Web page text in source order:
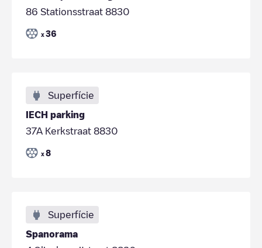
86 Stationsstraat 8830
x 36
Superfície
IECH parking
37A Kerkstraat 8830
x 8
Superfície
Spanorama